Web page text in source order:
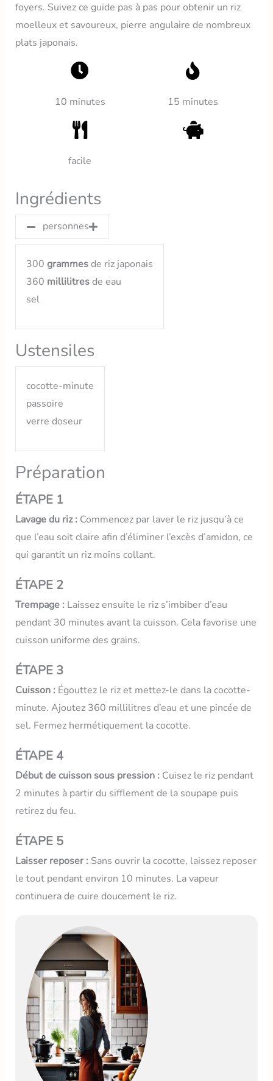
foyers. Suivez ce guide pas à pas pour obtenir un riz
moelleux et savoureux, pierre angulaire de nombreux
plats japonais.
10 minutes 15 minutes
facile
Ingrédients
personnes
300 grammesde riz japonais
360 millilitresde eau
sel
Ustensiles
cocotte-minute
passoire
verre doseur
Préparation
ÉTAPE 1
Lavage du riz :Commencez par laver le riz jusqu’à ce
que l’eau soit claire afin d’éliminer l’excès d’amidon, ce
qui garantit un riz moins collant.
ÉTAPE 2
Trempage :Laissez ensuite le riz s’imbiber d’eau
pendant 30 minutes avant la cuisson. Cela favorise une
cuisson uniforme des grains.
ÉTAPE 3
Cuisson :Égouttez le riz et mettez-le dans la cocotte-
minute. Ajoutez 360 millilitres d’eau et une pincée de
sel. Fermez hermétiquement la cocotte.
ÉTAPE 4
Début de cuisson sous pression :Cuisez le riz pendant
2 minutes à partir du sifflement de la soupape puis
retirez du feu.
ÉTAPE 5
Laisser reposer :Sans ouvrir la cocotte, laissez reposer
le tout pendant environ 10 minutes. La vapeur
continuera de cuire doucement le riz.